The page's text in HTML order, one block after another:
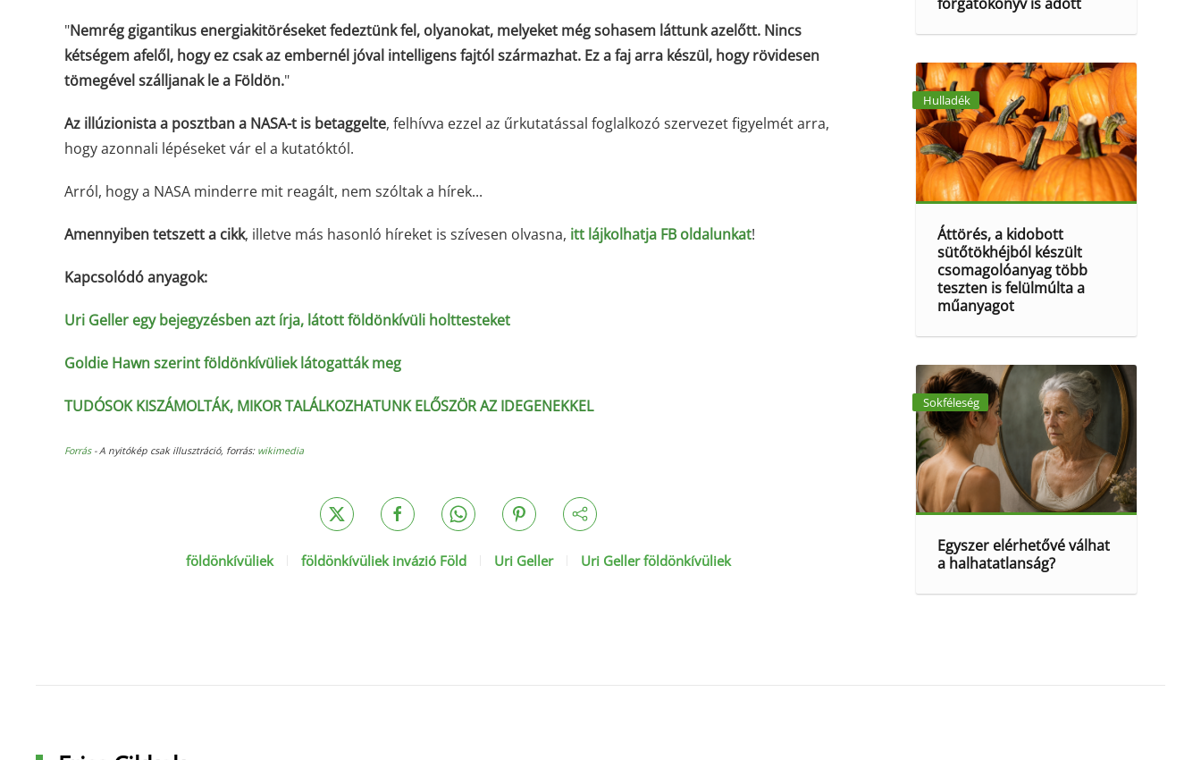
"Nemrég gigantikus energiakitöréseket fedeztünk fel, olyanokat, melyeket még sohasem láttunk azelőtt. Nincs
kétségem afelől, hogy ez csak az embernél jóval intelligens fajtól származhat. Ez a faj arra készül, hogy rövidesen
tömegével szálljanak le a Földön."
Az illúzionista a posztban a NASA-t is betaggelte, felhívva ezzel az űrkutatással foglalkozó szervezet figyelmét arra,
hogy azonnali lépéseket vár el a kutatóktól.
Arról, hogy a NASA minderre mit reagált, nem szóltak a hírek...
Amennyiben tetszett a cikk, illetve más hasonló híreket is szívesen olvasna, itt lájkolhatja FB oldalunkat!
Kapcsolódó anyagok:
Uri Geller egy bejegyzésben azt írja, látott földönkívüli holttesteket
Goldie Hawn szerint földönkívüliek látogatták meg
TUDÓSOK KISZÁMOLTÁK, MIKOR TALÁLKOZHATUNK ELŐSZÖR AZ IDEGENEKKEL
Forrás- A nyitókép csak illusztráció, forrás: wikimedia
földönkívüliek földönkívüliek invázió Föld Uri Geller Uri Geller földönkívüliek
forgatókönyv is adott
Hulladék
Áttörés, a kidobott
sütőtökhéjból készült
csomagolóanyag több
teszten is felülmúlta a
műanyagot
Sokféleség
Egyszer elérhetővé válhat
a halhatatlanság?